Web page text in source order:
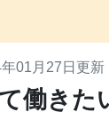
01月27日 更新
働きた